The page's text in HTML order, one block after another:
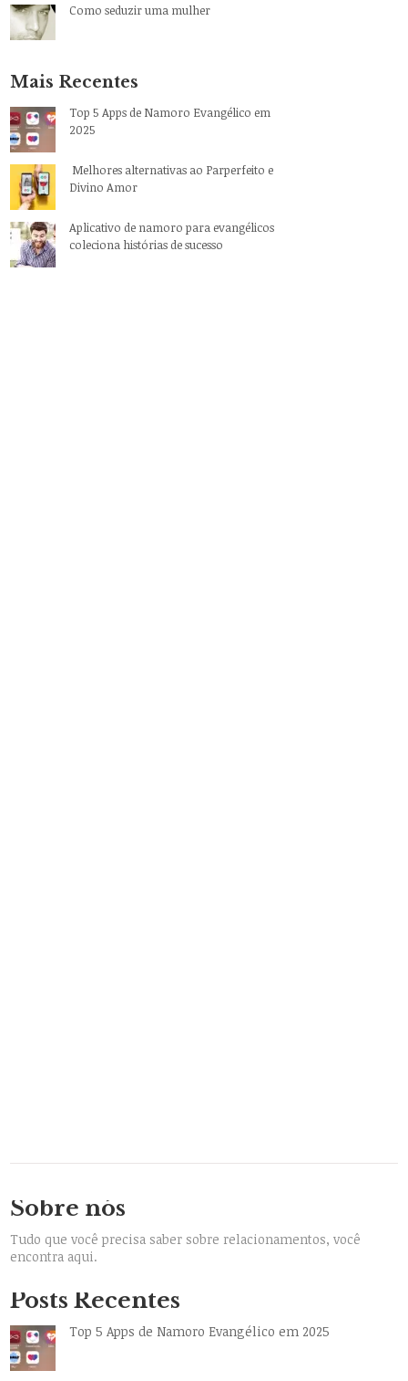
Como seduzir uma mulher
Mais Recentes
Top 5 Apps de Namoro Evangélico em
2025
Melhores alternativas ao Parperfeito e
Divino Amor
Aplicativo de namoro para evangélicos
coleciona histórias de sucesso
Sobre nós
Tudo que você precisa saber sobre relacionamentos, você
encontra aqui.
Posts Recentes
Top 5 Apps de Namoro Evangélico em 2025